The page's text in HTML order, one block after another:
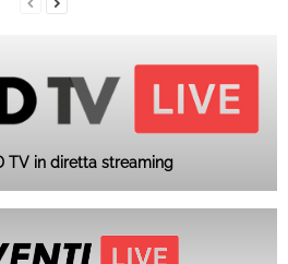
TV in diretta streaming